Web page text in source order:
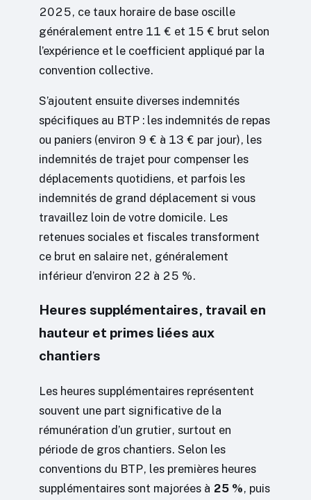
2025, ce taux horaire de base oscille
généralement entre 11 € et 15 € brut selon
l’expérience et le coefficient appliqué par la
convention collective.
S’ajoutent ensuite diverses indemnités
spécifiques au BTP : les indemnités de repas
ou paniers (environ 9 € à 13 € par jour), les
indemnités de trajet pour compenser les
déplacements quotidiens, et parfois les
indemnités de grand déplacement si vous
travaillez loin de votre domicile. Les
retenues sociales et fiscales transforment
ce brut en salaire net, généralement
inférieur d’environ 22 à 25 %.
Heures supplémentaires, travail en
hauteur et primes liées aux
chantiers
Les heures supplémentaires représentent
souvent une part significative de la
rémunération d’un grutier, surtout en
période de gros chantiers. Selon les
conventions du BTP, les premières heures
supplémentaires sont majorées à 25 %, puis